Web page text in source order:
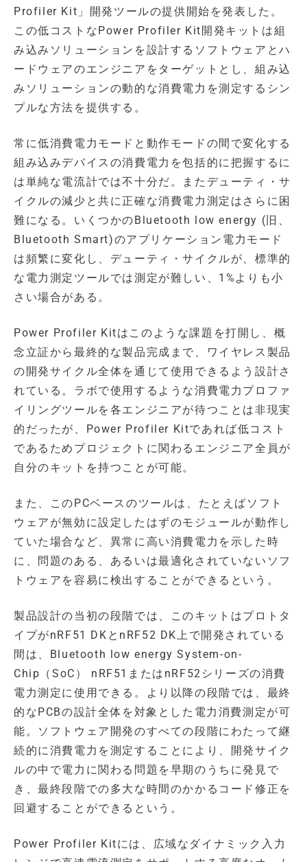
Profiler Kit」開発ツールの提供開始を発表した。
この低コストなPower Profiler Kit開発キットは組
み込みソリューションを設計するソフトウェアとハ
ードウェアのエンジニアをターゲットとし、組み込
みソリューションの動的な消費電力を測定するシン
プルな方法を提供する。
常に低消費電力モードと動作モードの間で変化する
組み込みデバイスの消費電力を包括的に把握するに
は単純な電流計では不十分だ。またデューティ・サ
イクルの減少と共に正確な消費電力測定はさらに困
難になる。いくつかのBluetooth low energy (旧、
Bluetooth Smart)のアプリケーション電力モード
は頻繁に変化し、デューティ・サイクルが、標準的
な電力測定ツールでは測定が難しい、1%よりも小
さい場合がある。
Power Profiler Kitはこのような課題を打開し、概
念立証から最終的な製品完成まで、ワイヤレス製品
の開発サイクル全体を通じて使用できるよう設計さ
れている。ラボで使用するような消費電力プロファ
イリングツールを各エンジニアが待つことは非現実
的だったが、Power Profiler Kitであれば低コスト
であるためプロジェクトに関わるエンジニア全員が
自分のキットを持つことが可能。
また、このPCベースのツールは、たとえばソフト
ウェアが無効に設定したはずのモジュールが動作し
ていた場合など、異常に高い消費電力を示した時
に、問題のある、あるいは最適化されていないソフ
トウェアを容易に検出することができるという。
製品設計の当初の段階では、このキットはプロトタ
イプがnRF51 DKとnRF52 DK上で開発されている
間は、Bluetooth low energy System-on-
Chip（SoC） nRF51またはnRF52シリーズの消費
電力測定に使用できる。より以降の段階では、最終
的なPCBの設計全体を対象とした電力消費測定が可
能。ソフトウェア開発のすべての段階にわたって継
続的に消費電力を測定することにより、開発サイク
ルの中で電力に関わる問題を早期のうちに発見で
き、最終段階での多大な時間のかかるコード修正を
回避することができるという。
Power Profiler Kitには、広域なダイナミック入力